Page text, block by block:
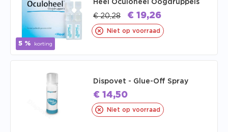
5 % korting
Heel Oculoheel Oogdruppels
€20,28 € 19,26
Niet op voorraad
Dispovet - Glue-Off Spray
€ 14,50
Niet op voorraad